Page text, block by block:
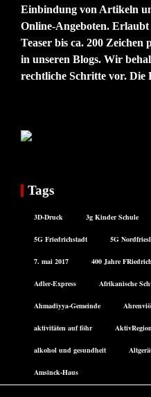
Einbindung von Artikeln
Online-Angeboten.
Teaser bis ca. 200
in unseren Blogs. Wir
rechtliche Schritte vor. Die
Tags
3D-Druck 3g Kinder Schule
5G Friedrichstadt 5G
7. mai 2017 400 Jahre
Adler-Express Afrikanische
Ahmadiyya-Gemeinde
aktivitäten auf föhr
alkohol und gesundheit
Amsinck-Haus